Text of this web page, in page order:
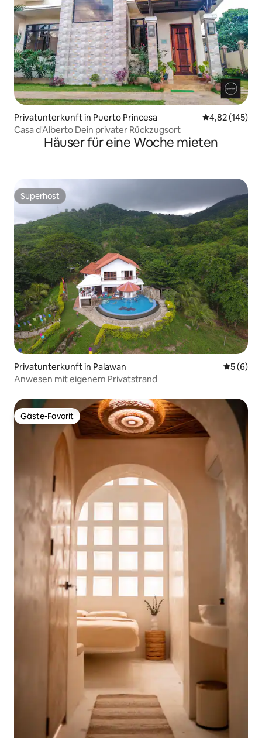
Privatunterkunft in Puerto Princesa
4,82 (145)
Casa d'Alberto Dein privater Rückzugsort
Häuser für eine Woche mieten
Superhost
Superhost
Privatunterkunft in Palawan
5 (6)
Anwesen mit eigenem Privatstrand
Gäste-Favorit
Gäste-Favorit